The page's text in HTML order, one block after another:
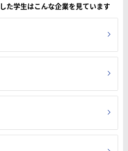
た学生はこんな企業を見ています